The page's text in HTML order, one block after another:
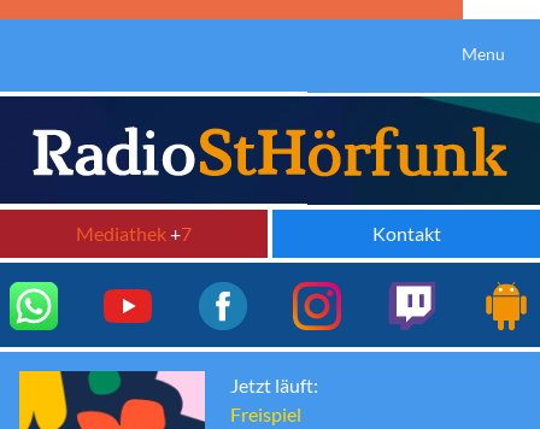
Menu
Mediathek+7 Kontakt
Jetzt läuft:
Freispiel